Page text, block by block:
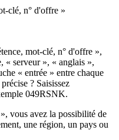
clé, n° d'offre »
mot-clé, n° d'offre »,
« serveur », « anglais »,
« entrée » entre chaque
? Saisissez
049RSNK.
vous avez la possibilité de
une région, un pays ou